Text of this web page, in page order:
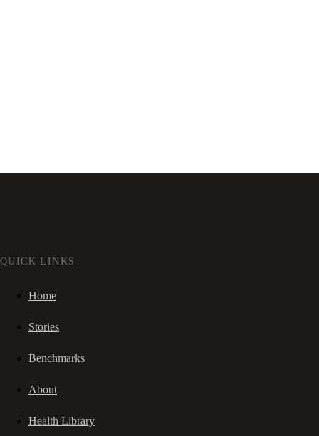
QUICK LINKS
Home
Stories
Benchmarks
About
Health Library